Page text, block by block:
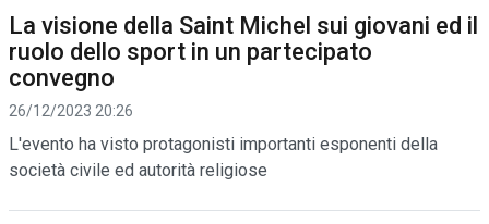
La visione della Saint Michel sui giovani ed il
ruolo dello sport in un partecipato
convegno
26/12/2023 20:26
L'evento ha visto protagonisti importanti esponenti della
società civile ed autorità religiose